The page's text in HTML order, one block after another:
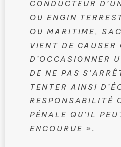
CONDUCTEUR
OU ENGIN
OU MARITIME,
VIENT DE CAUSER
D’OCCASIONNER
DE NE PAS
TENTER AINSI
RESPONSABILITÉ
PÉNALE QU’IL
ENCOURUE ».